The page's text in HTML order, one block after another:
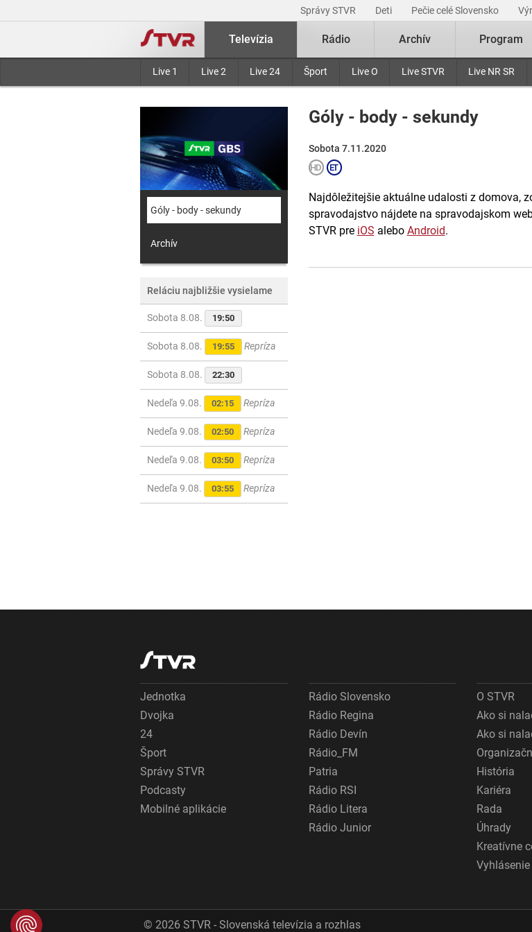
Správy STVR Deti Pečie celé Slovensko
Televízia
Live 1 Live 2 Live 24 Šport Live O Live STVR Live NR SR
Rádio Archív Program
Góly - body - sekundy
Archív
Reláciu najbližšie vysielame
Sobota 8.08. 19:50
Sobota 8.08. 19:55 Repríza
Sobota 8.08. 22:30
Nedeľa 9.08. 02:15 Repríza
Nedeľa 9.08. 02:50 Repríza
Nedeľa 9.08. 03:50 Repríza
Nedeľa 9.08. 03:55 Repríza
Góly - body - sekundy
Sobota 7.11.2020
Najdôležitejšie aktuálne udalosti z domova,
spravodajstvo nájdete na spravodajskom
STVR pre iOS alebo Android.
Jednotka
Dvojka
24
Šport
Správy STVR
Podcasty
Mobilné aplikácie
Rádio Slovensko
Rádio Regina
Rádio Devín
Rádio_FM
Patria
Rádio RSI
Rádio Litera
Rádio Junior
O STVR
Ako si
Ako si
História
Kariéra
Rada
Úhrady
Kreatívne
© 2026 STVR - Slovenská televízia a rozhlas